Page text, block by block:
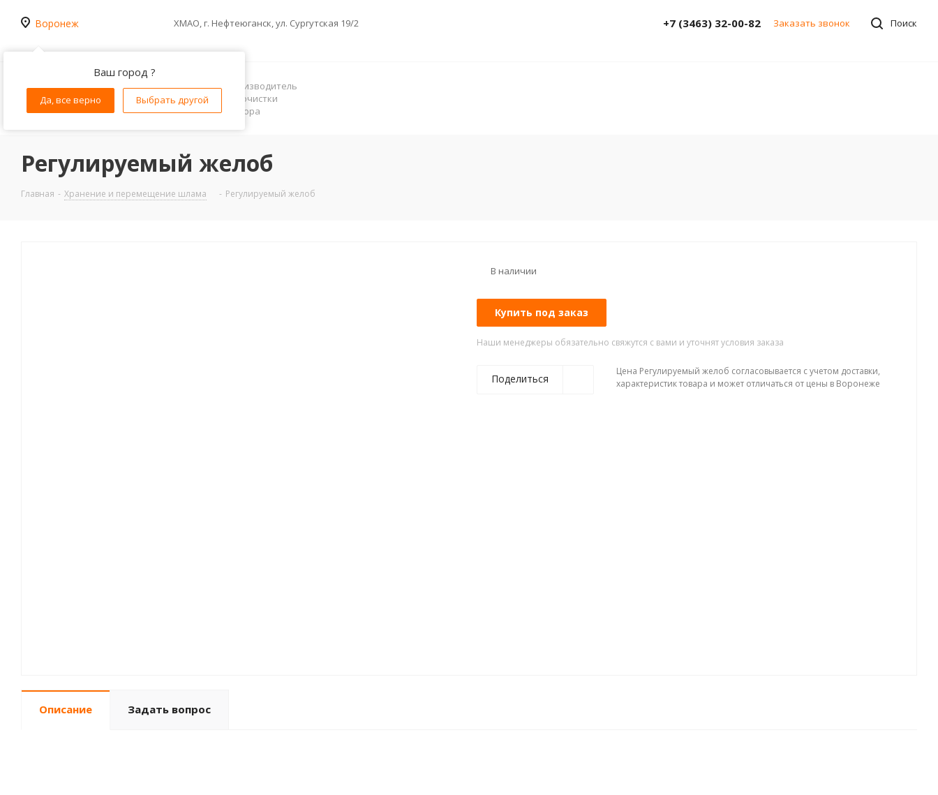
Воронеж
Ваш город ?
Да, все верно Выбрать другой
ХМАО, г. Нефтеюганск, ул. Сургутская 19/2 Поиск
+7 (3463) 32-00-82 Заказать звонок
Российский производитель
оборудования очистки
бурового раствора
Регулируемый желоб
Главная - Хранение и перемещение шлама - Регулируемый желоб
В наличии
Купить под заказ
Наши менеджеры обязательно свяжутся с вами и уточнят условия заказа
Поделиться
Цена Регулируемый желоб согласовывается с учетом доставки,
характеристик товара и может отличаться от цены в Воронеже
Описание Задать вопрос